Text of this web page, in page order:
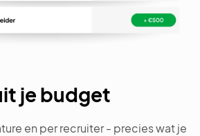
je budget
en per recruiter - precies wat je